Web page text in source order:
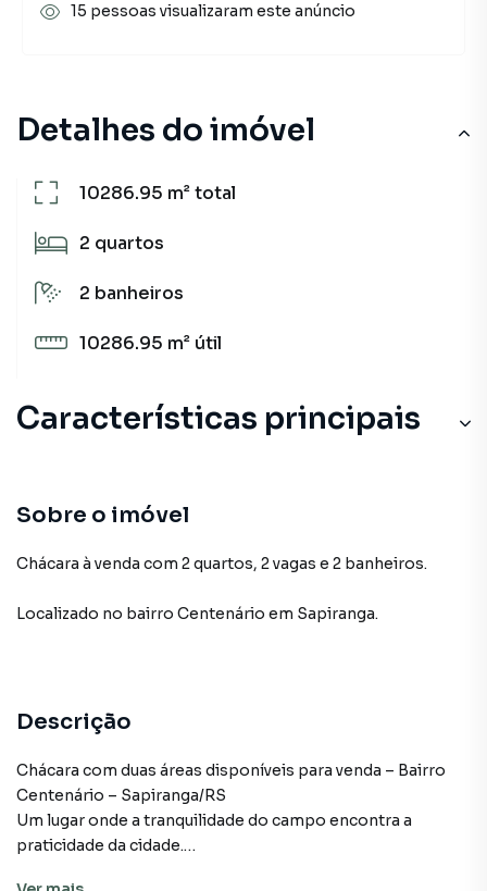
Detalhes do imóvel
10286.95 m²total
2 quartos
2 banheiros
10286.95 m² útil
Características principais
Sobre o imóvel
Chácara à venda com 2 quartos, 2 vagas e 2 banheiros.
Localizado no bairro Centenário em Sapiranga.
Descrição
Chácara com duas áreas disponíveis para venda – Bairro
Centenário – Sapiranga/RS
Um lugar onde a tranquilidade do campo encontra a
praticidade da cidade.
15 pessoas visualizaram este anúncio